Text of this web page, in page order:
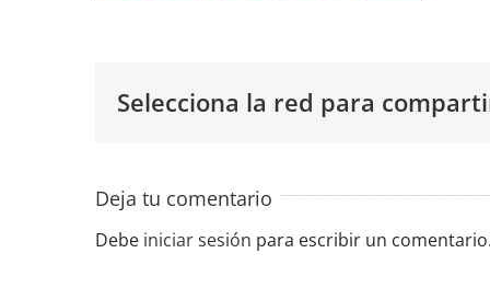
Selecciona la red para
Deja tu comentario
Debe iniciar sesión para escribir un comentario.